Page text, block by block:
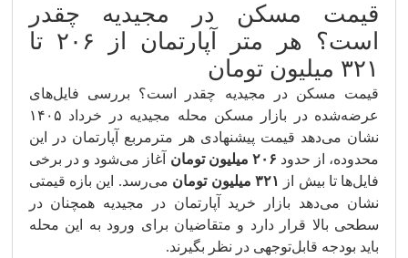
قیمت مسکن در مجیدیه چقدر
است؟ هر متر آپارتمان از ۲۰۶ تا
۳۲۱ میلیون تومان
قیمت مسکن در مجیدیه چقدر است؟ بررسی فایل‌های
عرضه‌شده در بازار مسکن محله مجیدیه در خرداد ۱۴۰۵
نشان می‌دهد قیمت پیشنهادی هر مترمربع آپارتمان در این
محدوده، از حدود ۲۰۶ میلیون تومان
آغاز می‌شود و در برخی
فایل‌ها تا بیش از
۳۲۱ میلیون تومان
می‌رسد. این بازه قیمتی
نشان می‌دهد بازار خرید آپارتمان در مجیدیه همچنان در
سطحی بالا قرار دارد و متقاضیان برای ورود به این محله
باید بودجه قابل‌توجهی در نظر بگیرند.